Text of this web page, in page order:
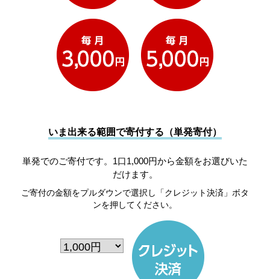
いま出来る範囲で寄付する（単発寄付）
単発でのご寄付です。1口1,000円から金額をお選びいた
だけます。
ご寄付の金額をプルダウンで選択し「クレジット決済」ボタ
ンを押してください。